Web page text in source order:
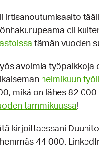
irtisanoutumisaalto
oli
tämän vuoden
avoimia työpaikkoja
helmikuun
mikä on lähes 82
tammikuussa!
kirjoittaessani
44 000.